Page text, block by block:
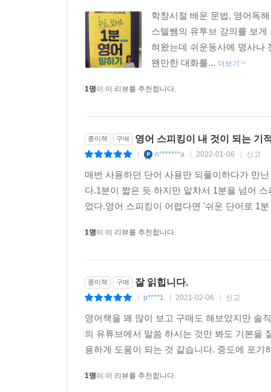
학창시절 배운 문법, 영어독
스텔쌤의 유투브 강의를 보
혀왔는데 쉬운동사에 명사나
왠만한 대화를... 더보기
1명이 이 리뷰를 추천합니다.
종이책 구매 영어 스피킹이 내 것이 되는 기
n*******a 2022-01-06 신고
매번 사용하던 단어 사용만 되풀이하다가 만
다.1분이 짧은 듯 하지만 알차서 1분을 넘어
었다.영어 스피킹이 어렵다면 '쉬운 단어로 1
1명이 이 리뷰를 추천합니다.
종이책 구매 잘 읽힙니다.
p****1 2021-02-06 신고
영어책을 꽤 많이 보고 구매도 해보았지만 솔
의 유튜브에서 말씀 하시는 것만 봐도 기본을
용하게 도움이 되는 것 같습니다. 중도에 포
1명이 이 리뷰를 추천합니다.